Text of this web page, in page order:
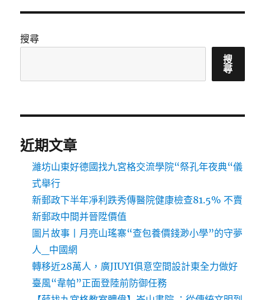
搜尋
搜
尋
近期文章
濰坊山東好德國找九宮格交流學院“祭孔年夜典“儀
式舉行
新郵政下半年凈利跌秀傳醫院健康檢查81.5% 不賣
新郵政中間并晉陞價值
圖片故事丨月亮山瑤寨“查包養價錢渺小學”的守夢
人_中國網
轉移近28萬人，廣JIUYI俱意空間設計東全力做好
臺風“韋帕”正面登陸前防御任務